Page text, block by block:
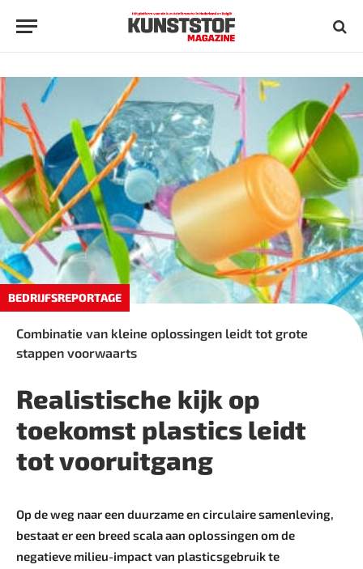
BEDRIJFSREPORTAGE
Combinatie van kleine oplossingen leidt tot grote
stappen voorwaarts
Realistische kijk op
toekomst plastics leidt
tot vooruitgang
Op de weg naar een duurzame en circulaire samenleving,
bestaat er een breed scala aan oplossingen om de
negatieve milieu-impact van plasticsgebruik te